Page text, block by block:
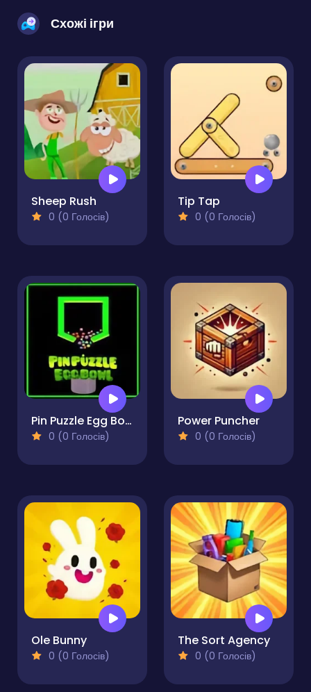
Схожі ігри
Sheep Rush
0 (0 Голосів)
Tip Tap
0 (0 Голосів)
Pin Puzzle Egg Bowl
0 (0 Голосів)
Power Puncher
0 (0 Голосів)
Ole Bunny
0 (0 Голосів)
The Sort Agency
0 (0 Голосів)